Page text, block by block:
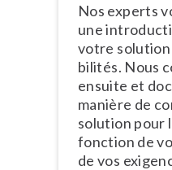
Nos experts
une
votre
bi­li­tés. Nous
ensuite et
manière de
solution pour
fonction de
de vos